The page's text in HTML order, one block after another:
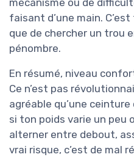
faisant d’une main.
que de chercher un trou
pénombre.
En résumé, niveau
Ce n’est pas
agréable qu’une
si ton poids varie un peu
alterner entre debout,
vrai risque, c’est de mal